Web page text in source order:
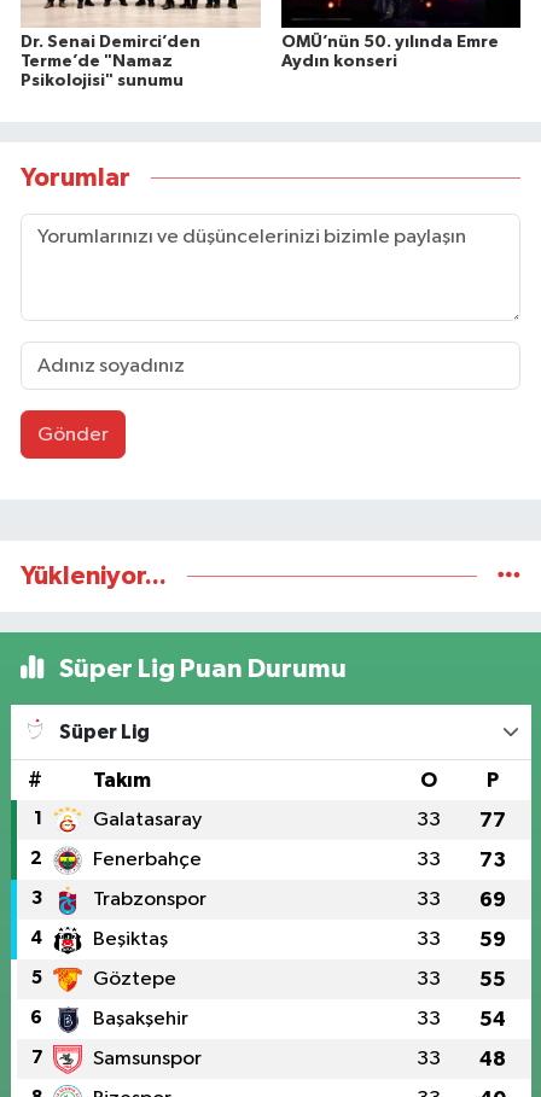
Dr. Senai Demirci’den
Terme’de "Namaz
Psikolojisi" sunumu
OMÜ’nün 50. yılında Emre
Aydın konseri
Yorumlar
Gönder
Yükleniyor...
Süper Lig Puan Durumu
Süper Lig
# Takım O P
1 Galatasaray 33 77
2 Fenerbahçe 33 73
3 Trabzonspor 33 69
4 Beşiktaş 33 59
5 Göztepe 33 55
6 Başakşehir 33 54
7 Samsunspor 33 48